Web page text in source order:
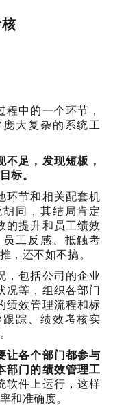
中的一个环节，
大复杂的系统工
足，发现短板，
标。
环节和相关配套机
同，其结局肯定
的提升和员工绩效
工反感、抵触考
，还不如不搞。
，包括公司的企业
况等，组织各部门
绩效管理流程和标
踪、绩效考核实
让各个部门都参与
部门的绩效管理工
软件上运行，这样
和准确度。